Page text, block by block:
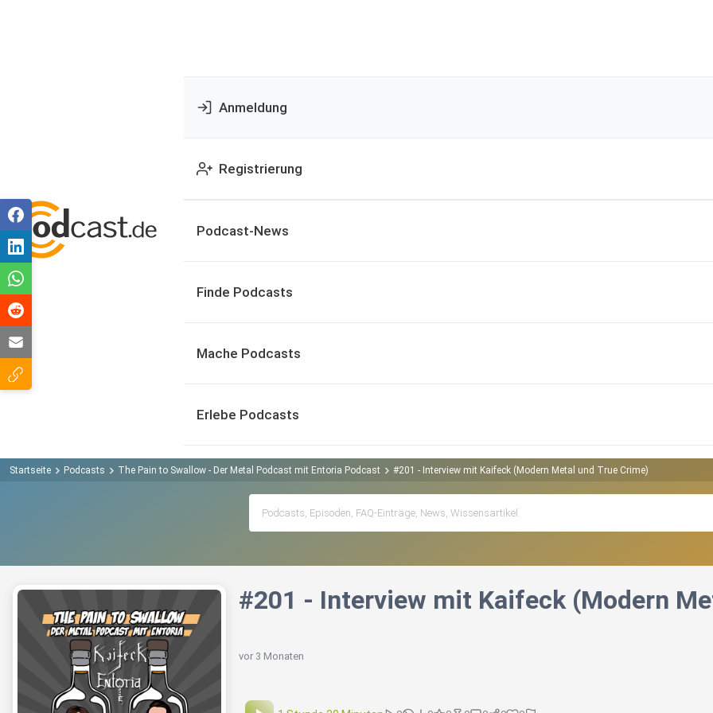
Anmeldung
Registrierung
Podcast-News
Finde Podcasts
Mache Podcasts
Erlebe Podcasts
Startseite Podcasts The Pain to Swallow - Der Metal Podcast mit Entoria Podcast #201 - Interview mit Kaifeck (Modern Metal und True Crime)
#201 - Interview mit Kaifeck (Modern
vor 3 Monaten